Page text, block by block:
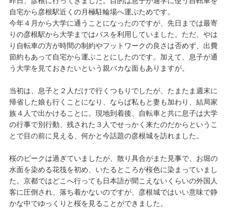
自宅から彦根駅近くの月極駐輪場へ運ぶためです。
今年４月から大学に通うことになったのですが、先日までは最寄
りの彦根駅から大学まではバスを利用していました。ただ、やは
り自転車の方が時間の制約やフットワークの良さは否めず、出費
節約もあって自宅から運ぶことにしたのです。加えて、息子が通
う大学を見ておきたいという親バカな面もありますが。
当初は、息子と２人だけで行くつもりでしたが、たまたま週末に
帰省した娘も行くことになり、ならば私もと妻も加わり、結局家
族４人で出かけることに。現地到着後、自転車と共に息子は大学
の行事で別行動、残された３人でせっかく来たのだからというこ
とで目の前に見える、何かと今話題の彦根城を訪れました。
桜のピークは過ぎていましたが、散り具合がまた見事で、お堀の
水面を染める花筏を初め、いたるところが桜色に染まっていまし
た。京都ではどこへ行っても日本語が聞こえないくらいの外国人
客に圧倒され、落ち着かないのですが、彦根城ではいい意味で静
かな中でゆっくりと桜を見ることができました。